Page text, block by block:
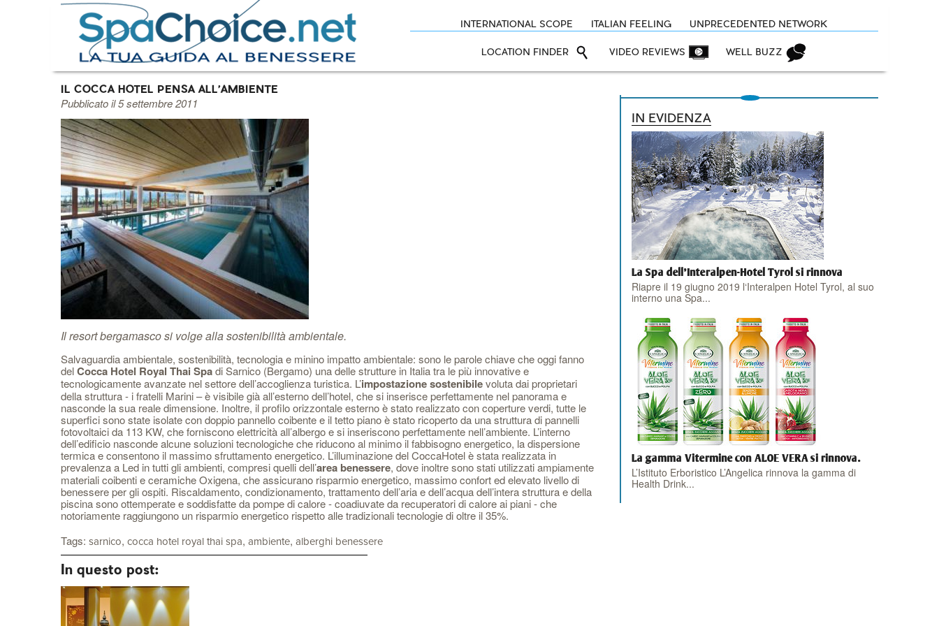
INTERNATIONAL SCOPE ITALIAN FEELING UNPRECEDENTED NETWORK
LOCATION FINDER VIDEO REVIEWS WELL BUZZ
IL COCCA HOTEL PENSA ALL'AMBIENTE
Pubblicato il 5 settembre 2011
Il resort bergamasco si volge alla sostenibilità ambientale.
Salvaguardia ambientale, sostenibilità, tecnologia e minino impatto ambientale: sono le parole chiave che oggi fanno
delCocca Hotel Royal Thai Spadi Sarnico (Bergamo) una delle strutture in Italia tra le più innovative e
tecnologicamente avanzate nel settore dell’accoglienza turistica. L’impostazione sostenibilevoluta dai proprietari
della struttura - i fratelli Marini – è visibile già all’esterno dell’hotel, che si inserisce perfettamente nel panorama e
nasconde la sua reale dimensione. Inoltre, il profilo orizzontale esterno è stato realizzato con coperture verdi, tutte le
superfici sono state isolate con doppio pannello coibente e il tetto piano è stato ricoperto da una struttura di pannelli
fotovoltaici da 113 KW, che forniscono elettricità all’albergo e si inseriscono perfettamente nell’ambiente. L’interno
dell’edificio nasconde alcune soluzioni tecnologiche che riducono al minimo il fabbisogno energetico, la dispersione
termica e consentono il massimo sfruttamento energetico. L’illuminazione del CoccaHotel è stata realizzata in
prevalenza a Led in tutti gli ambienti, compresi quelli dell’area benessere, dove inoltre sono stati utilizzati ampiamente
materiali coibenti e ceramiche Oxigena, che assicurano risparmio energetico, massimo confort ed elevato livello di
benessere per gli ospiti. Riscaldamento, condizionamento, trattamento dell’aria e dell’acqua dell’intera struttura e della
piscina sono ottemperate e soddisfatte da pompe di calore - coadiuvate da recuperatori di calore ai piani - che
notoriamente raggiungono un risparmio energetico rispetto alle tradizionali tecnologie di oltre il 35%.
Tags: sarnico, cocca hotel royal thai spa, ambiente, alberghi benessere
In questo post:
IN EVIDENZA
La Spa dell'Interalpen-Hotel Tyrol si rinnova
Riapre il 19 giugno 2019 l‘Interalpen Hotel Tyrol, al suo
interno una Spa...
La gamma Vitermine con ALOE VERA si rinnova.
L’Istituto Erboristico L’Angelica rinnova la gamma di
Health Drink...